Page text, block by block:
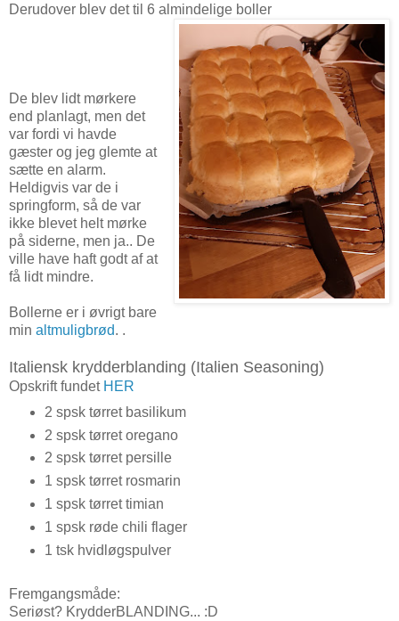
Derudover blev det til 6 almindelige boller
De blev lidt mørkere
end planlagt, men det
var fordi vi havde
gæster og jeg glemte at
sætte en alarm.
Heldigvis var de i
springform, så de var
ikke blevet helt mørke
på siderne, men ja.. De
ville have haft godt af at
få lidt mindre.
Bollerne er i øvrigt bare
min altmuligbrød. .
Italiensk krydderblanding (Italien Seasoning)
Opskrift fundet HER
2 spsk tørret basilikum
2 spsk tørret oregano
2 spsk tørret persille
1 spsk tørret rosmarin
1 spsk tørret timian
1 spsk røde chili flager
1 tsk hvidløgspulver
Fremgangsmåde:
Seriøst? KrydderBLANDING... :D